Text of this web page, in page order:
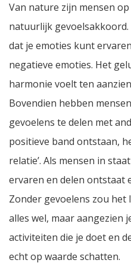
Van nature zijn mensen
natuurlijk
dat je emoties kunt
negatieve emoties. Het
harmonie voelt ten
Bovendien hebben
gevoelens te delen met
positieve band ontstaan,
relatie’. Als mensen in
ervaren en delen ontstaat
Zonder gevoelens zou het
alles wel, maar aangezien
activiteiten die je doet en
echt op waarde schatten.